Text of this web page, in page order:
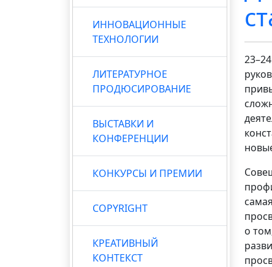
ИННОВАЦИОННЫЕ
ТЕХНОЛОГИИ
ЛИТЕРАТУРНОЕ
ПРОДЮСИРОВАНИЕ
ВЫСТАВКИ И
КОНФЕРЕНЦИИ
КОНКУРСЫ И ПРЕМИИ
COPYRIGHT
КРЕАТИВНЫЙ
КОНТЕКСТ
о